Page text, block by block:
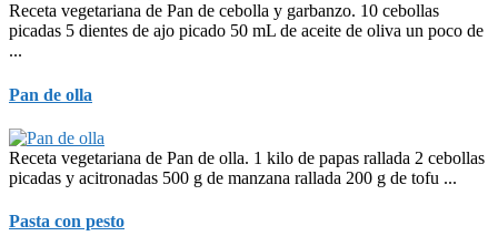
Receta vegetariana de Pan de cebolla y garbanzo. 10 cebollas
picadas 5 dientes de ajo picado 50 mL de aceite de oliva un poco de
...
Pan de olla
Receta vegetariana de Pan de olla. 1 kilo de papas rallada 2 cebollas
picadas y acitronadas 500 g de manzana rallada 200 g de tofu ...
Pasta con pesto